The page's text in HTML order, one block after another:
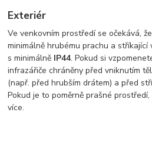
Exteriér
Ve venkovním prostředí se očekává,
minimálně hrubému prachu a stříkající
s minimálně IP44. Pokud si
infrazářiče chráněny před vniknutím
(např. před hrubším drátem) a před
Pokud je to poměrně prašné
více.